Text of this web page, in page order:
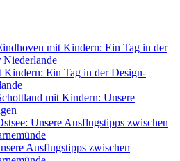
mit Kindern: Ein Tag in der
Niederlande
Kindern: Ein Tag in der Design-
mit Kindern: Unsere
Unsere Ausflugstipps zwischen
Ausflugstipps zwischen